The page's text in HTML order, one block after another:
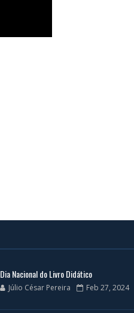
Dia Nacional do Livro Didático
Júlio César Pereira Feb 27, 2024